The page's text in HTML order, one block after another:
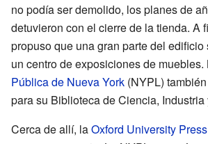
no podía ser demolido, los planes de
detuvieron con el cierre de la tienda. A
propuso que una gran parte del edificio
un centro de exposiciones de muebles.
Pública de Nueva York (NYPL)
para su Biblioteca de Ciencia,
Cerca de allí, laOxford University Press